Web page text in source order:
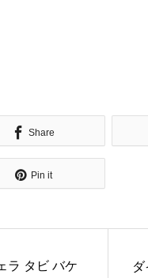
Share
Pin it
ラ タビ バケ